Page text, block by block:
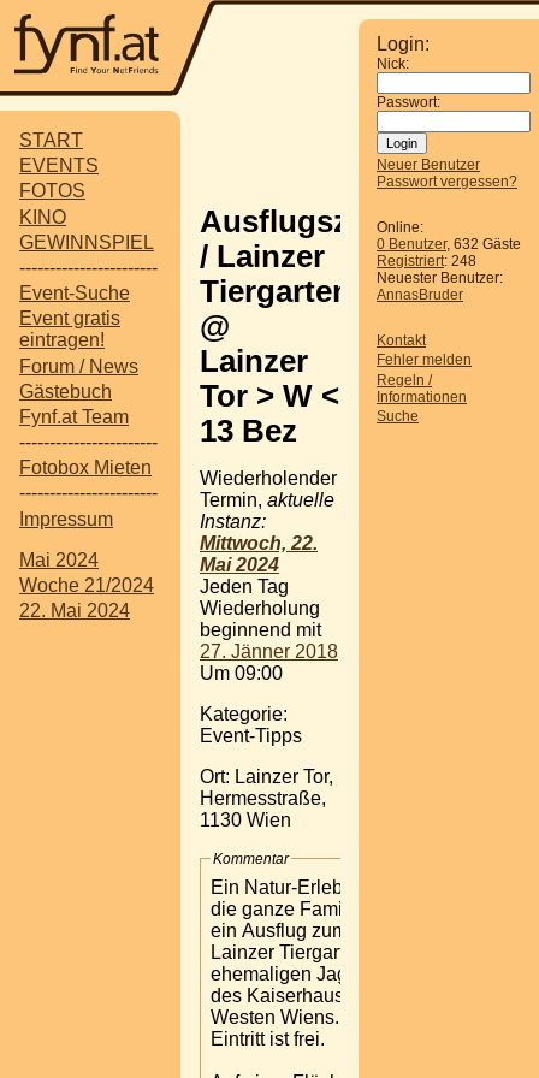
START
EVENTS
FOTOS
KINO
GEWINNSPIEL
-----------------------
Event-Suche
Event gratis
eintragen!
Forum / News
Gästebuch
Fynf.at Team
-----------------------
Fotobox Mieten
-----------------------
Impressum
Mai 2024
Woche 21/2024
22. Mai 2024
Login:
Nick:
Passwort:
Neuer Benutzer
Passwort vergessen?
Online:
0 Benutzer, 632 Gäste
Registriert: 248
Neuester Benutzer:
AnnasBruder
Kontakt
Fehler melden
Regeln /
Informationen
Suche
Ausflugsziel
/ Lainzer
Tiergarten
@
Lainzer
Tor > W <
13 Bez
Wiederholender
Termin, aktuelle
Instanz:
Mittwoch, 22.
Mai 2024
Jeden Tag
Wiederholung
beginnend mit
27. Jänner 2018
Um 09:00
Kategorie:
Event-Tipps
Ort: Lainzer Tor,
Hermesstraße,
1130 Wien
Kommentar
Ein Natur-Erlebnis für
die ganze Familie bietet
ein Ausflug zum
Lainzer Tiergarten, dem
ehemaligen Jagdrevier
des Kaiserhauses, im
Westen Wiens. Der
Eintritt ist frei.